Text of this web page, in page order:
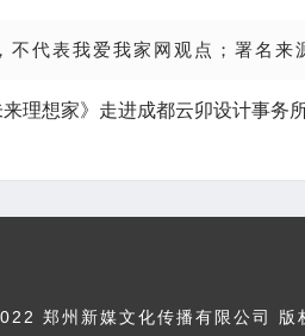
代表我爱我家网观点；署名来
来理想家》走进成都云卯设计事务
郑州新媒文化传播有限公司 版